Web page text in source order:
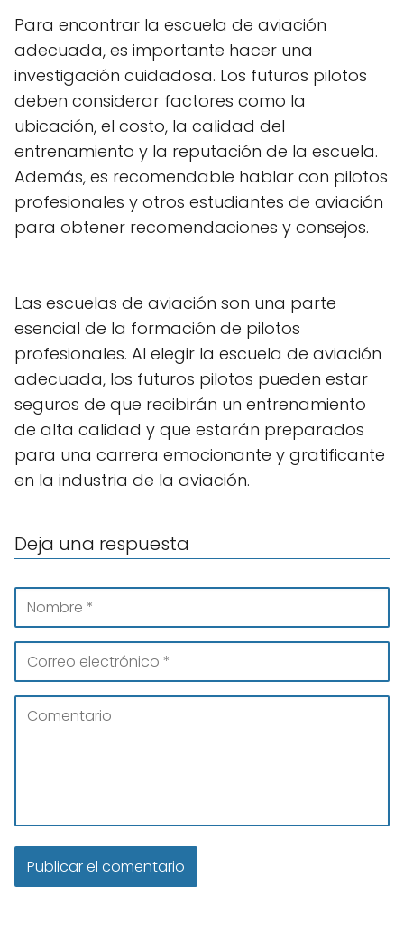
Para encontrar la escuela de aviación
adecuada, es importante hacer una
investigación cuidadosa. Los futuros pilotos
deben considerar factores como la
ubicación, el costo, la calidad del
entrenamiento y la reputación de la escuela.
Además, es recomendable hablar con pilotos
profesionales y otros estudiantes de aviación
para obtener recomendaciones y consejos.
Las escuelas de aviación son una parte
esencial de la formación de pilotos
profesionales. Al elegir la escuela de aviación
adecuada, los futuros pilotos pueden estar
seguros de que recibirán un entrenamiento
de alta calidad y que estarán preparados
para una carrera emocionante y gratificante
en la industria de la aviación.
Deja una respuesta